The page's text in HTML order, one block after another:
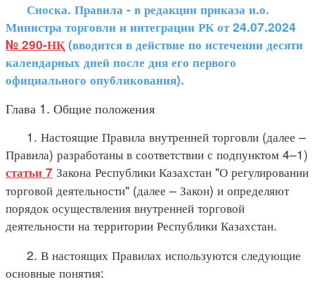
Сноска. Правила - в редакции приказа и.о.
Министра торговли и интеграции РК от 24.07.2024
№ 290-НҚ (вводится в действие по истечении десяти
календарных дней после дня его первого
официального опубликования).
Глава 1. Общие положения
1. Настоящие Правила внутренней торговли (далее –
Правила) разработаны в соответствии с подпунктом 4–1)
статьи 7 Закона Республики Казахстан "О регулировании
торговой деятельности" (далее – Закон) и определяют
порядок осуществления внутренней торговой
деятельности на территории Республики Казахстан.
2. В настоящих Правилах используются следующие
основные понятия: